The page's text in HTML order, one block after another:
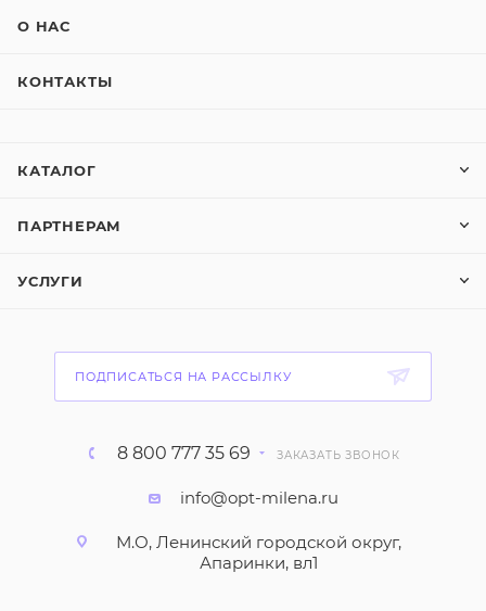
О НАС
КОНТАКТЫ
КАТАЛОГ
ПАРТНЕРАМ
УСЛУГИ
ПОДПИСАТЬСЯ НА РАССЫЛКУ
8 800 777 35 69 ЗАКАЗАТЬ ЗВОНОК
info@opt-milena.ru
М.О, Ленинский городской округ,
Апаринки, вл1